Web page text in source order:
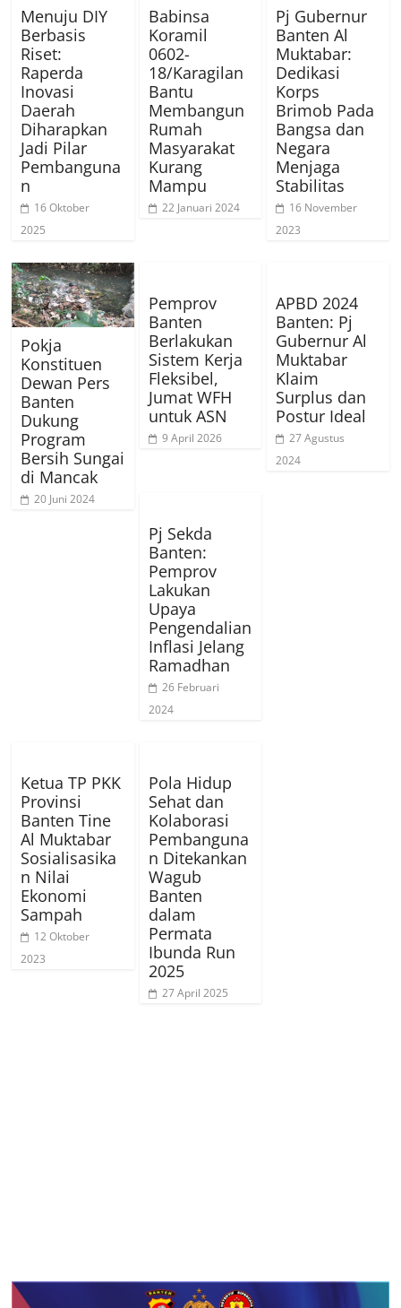
Menuju DIY
Berbasis
Riset:
Raperda
Inovasi
Daerah
Diharapkan
Jadi Pilar
Pembanguna
n
16 Oktober
2025
Babinsa
Koramil
0602-
18/Karagilan
Bantu
Membangun
Rumah
Masyarakat
Kurang
Mampu
22 Januari 2024
Pj Gubernur
Banten Al
Muktabar:
Dedikasi
Korps
Brimob Pada
Bangsa dan
Negara
Menjaga
Stabilitas
16 November
2023
Pokja
Konstituen
Dewan Pers
Banten
Dukung
Program
Bersih Sungai
di Mancak
20 Juni 2024
Pemprov
Banten
Berlakukan
Sistem Kerja
Fleksibel,
Jumat WFH
untuk ASN
9 April 2026
APBD 2024
Banten: Pj
Gubernur Al
Muktabar
Klaim
Surplus dan
Postur Ideal
27 Agustus
2024
Pj Sekda
Banten:
Pemprov
Lakukan
Upaya
Pengendalian
Inflasi Jelang
Ramadhan
26 Februari
2024
Ketua TP PKK
Provinsi
Banten Tine
Al Muktabar
Sosialisasika
n Nilai
Ekonomi
Sampah
12 Oktober
2023
Pola Hidup
Sehat dan
Kolaborasi
Pembanguna
n Ditekankan
Wagub
Banten
dalam
Permata
Ibunda Run
2025
27 April 2025